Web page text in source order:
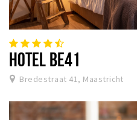
HOTEL BE41
Bredestraat 41, Maastricht